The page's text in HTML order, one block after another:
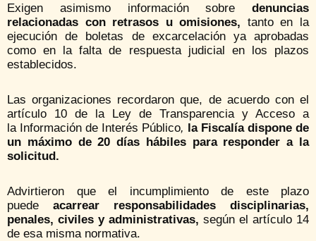
Exigen asimismo información sobre denuncias
relacionadas con retrasos u omisiones, tanto en la
ejecución de boletas de excarcelación ya aprobadas
como en la falta de respuesta judicial en los plazos
establecidos.
Las organizaciones recordaron que, de acuerdo con el
artículo 10 de la Ley de Transparencia y Acceso a
la Información de Interés Público, la Fiscalía dispone de
un máximo de 20 días hábiles para responder a la
solicitud.
Advirtieron que el incumplimiento de este plazo
puede acarrear responsabilidades disciplinarias,
penales, civiles y administrativas, según el artículo 14
de esa misma normativa.